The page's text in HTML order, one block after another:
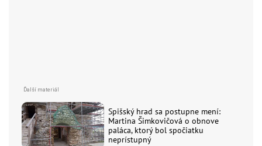
Spišský hrad sa postupne mení:
Martina Šimkovičová o obnove
paláca, ktorý bol spočiatku
neprístupný